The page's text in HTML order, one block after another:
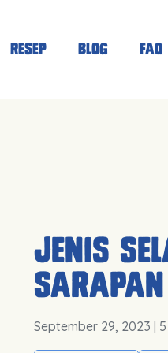
Resep Blog FAQ
Jenis
Sarapan
September 29, 2023 |